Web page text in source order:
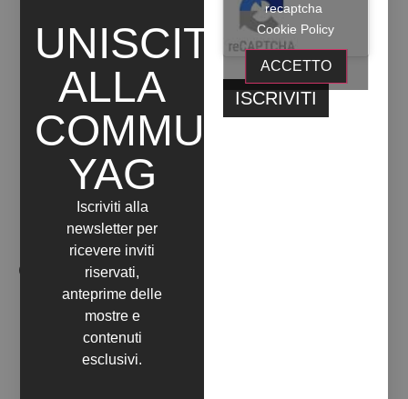
FUORICROMIA
OPERE ARTISTA
UNISCITI
ALLA
COMMUNITY
YAG
Iscriviti alla
newsletter per
ricevere inviti
riservati,
anteprime delle
mostre e
contenuti
esclusivi.
recaptcha
Cookie Policy
ACCETTO